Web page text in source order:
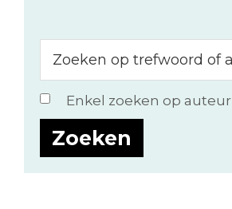
op
trefwoord
of
auteur...
Enkel zoeken op auteur